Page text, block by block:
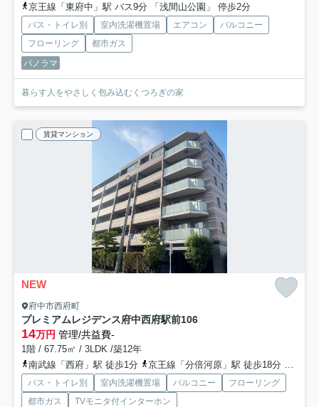
京王線「東府中」駅 バス9分 「浅間山公園」 停歩2分
バス・トイレ別 室内洗濯機置場 エアコン
バルコニー
フローリング
都市ガス
パノラマ
暮らす人をやさしく包み込むくつろぎの家
賃貸マンション
NEW
府中市西府町
プレミアムレジデンス府中西府駅前106
14万円 管理/共益費-
1階 / 67.75㎡ / 3LDK /築12年
南武線「西府」駅 徒歩1分
京王線「分倍河原」駅 徒歩18分
バス・トイレ別 室内洗濯機置場 バルコニー
フローリング
都市ガス
TVモニタ付インターホン